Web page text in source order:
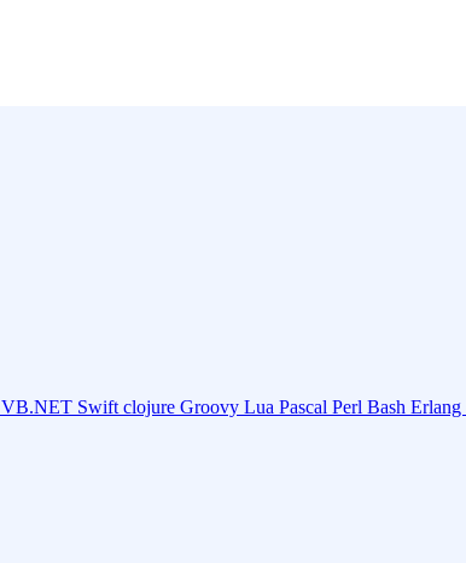
VB.NET Swift clojure Groovy Lua Pascal Perl Bash Erlang